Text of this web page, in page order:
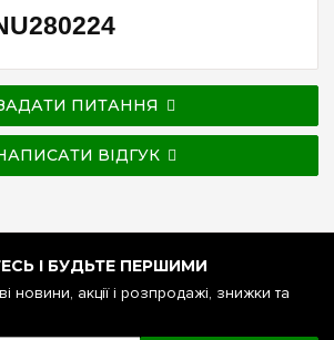
ПИТАННЯ
ВІДГУК
І БУДЬТЕ ПЕРШИМИ
новини, акції і розпродажі, знижки та